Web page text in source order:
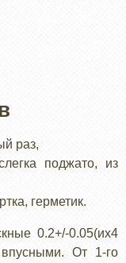
раз,
поджато, из
герметик.
0.2+/-0.05(их4
От 1-го